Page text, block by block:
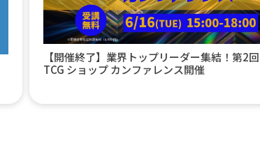
【開催終了】業界トップリーダー集結！第2
TCG ショップ カンファレンス開催